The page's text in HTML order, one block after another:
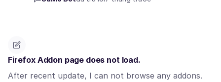
Firefox Addon page does not load.
After recent update, I can not browse any addons.